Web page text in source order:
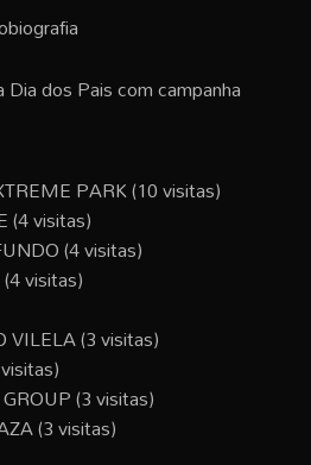
dos Pais com campanha
PARK(10 visitas)
(4 visitas)
(4 visitas)
(4 visitas)
VILELA(3 visitas)
(3 visitas)
(3 visitas)